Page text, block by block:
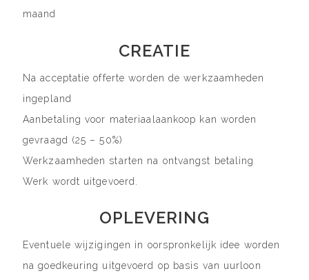
maand
CREATIE
Na acceptatie offerte worden de werkzaamheden
ingepland
Aanbetaling voor materiaalaankoop kan worden
gevraagd (25 – 50%)
Werkzaamheden starten na ontvangst betaling
Werk wordt uitgevoerd.
OPLEVERING
Eventuele wijzigingen in oorspronkelijk idee worden
na goedkeuring uitgevoerd op basis van uurloon